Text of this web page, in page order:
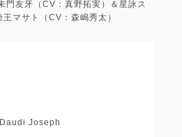
友牙（CV：真野拓実）＆星詠ス
マサト（CV：森嶋秀太）
Joseph